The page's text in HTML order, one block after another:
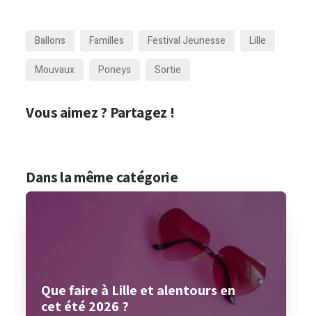
Ballons Familles Festival Jeunesse
Lille
Mouvaux
Poneys Sortie
Vous aimez ? Partagez !
Dans la même catégorie
Que faire à Lille et alentours en
cet été 2026 ?